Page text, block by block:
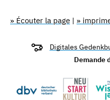
» Écouter la page | »
Digitales
Demande